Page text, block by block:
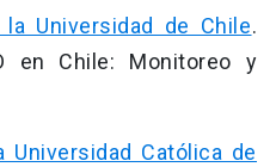
Universidad de Chile.
en Chile: Monitoreo y
Universidad Católica de